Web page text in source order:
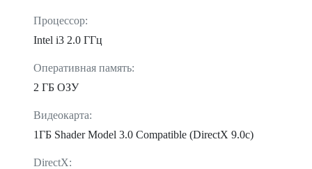
Процессор:
Intel i3 2.0 ГГц
Оперативная память:
2 ГБ ОЗУ
Видеокарта:
1ГБ Shader Model 3.0 Compatible (DirectX 9.0c)
DirectX: